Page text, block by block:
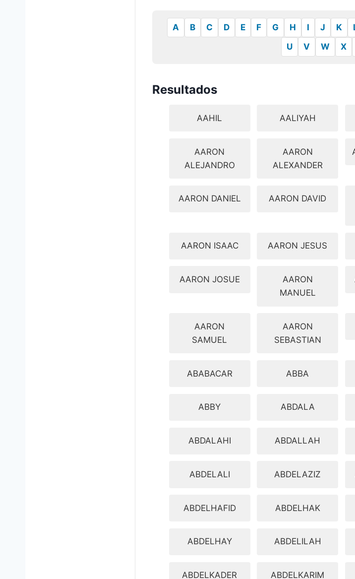
A B C D E F G H I J K
U
V W X
Resultados
AAHIL AALIYAH
AARON
ALEJANDRO
AARON
ALEXANDER
AARON DANIEL AARON DAVID
AARON ISAAC AARON JESUS
AARON JOSUE
AARON
MANUEL
AARON
SAMUEL
AARON
SEBASTIAN
ABABACAR ABBA
ABBY ABDALA
ABDALAHI ABDALLAH
ABDELALI ABDELAZIZ
ABDELHAFID ABDELHAK
ABDELHAY ABDELILAH
ABDELKADER ABDELKARIM